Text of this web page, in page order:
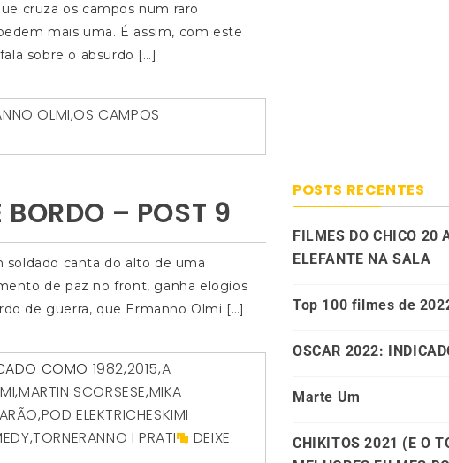
cruza os campos num raro
mais uma. É assim, com este
sobre o absurdo […]
OLMI,OS CAMPOS
– POST 9
soldado canta do alto de uma
de paz no front, ganha elogios
de guerra, que Ermanno Olmi […]
COMO 1982,2015,A
,MARTIN SCORSESE,MIKA
,POD ELEKTRICHESKIMI
,TORNERANNO I PRATI
DEIXE
POSTS RECENTES
FILMES DO CHICO 20
ELEFANTE NA SALA
Top 100 filmes de
OSCAR 2022:
Marte Um
CHIKITOS 2021 (E O